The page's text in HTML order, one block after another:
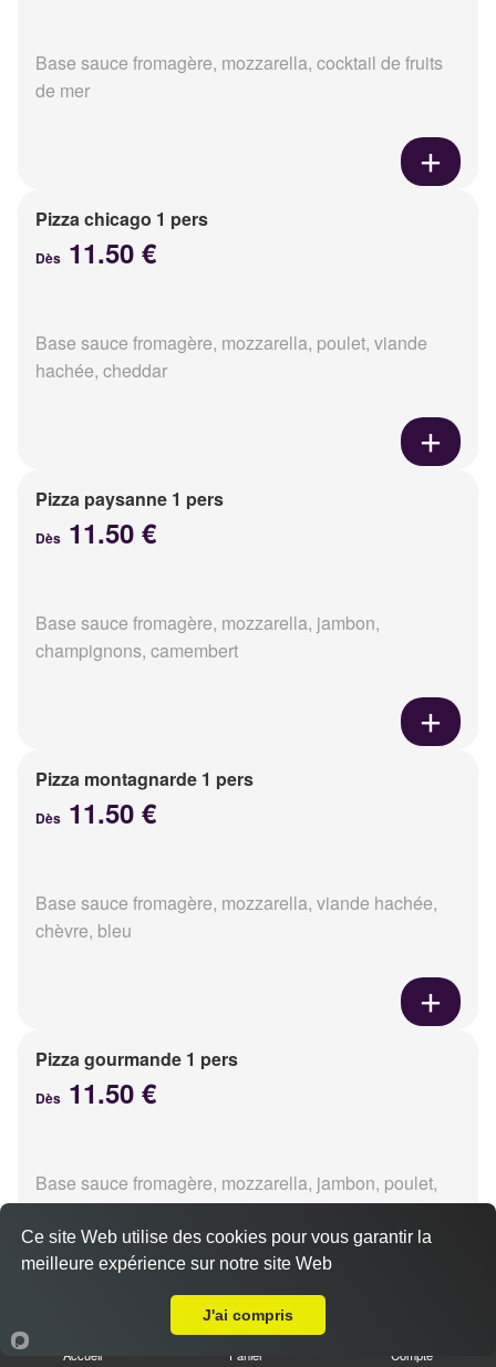
Base sauce fromagère, mozzarella, cocktail de fruits
de mer
Pizza chicago 1 pers
Dès 11.50 €
Base sauce fromagère, mozzarella, poulet, viande
hachée, cheddar
Pizza paysanne 1 pers
Dès 11.50 €
Base sauce fromagère, mozzarella, jambon,
champignons, camembert
Pizza montagnarde 1 pers
Dès 11.50 €
Base sauce fromagère, mozzarella, viande hachée,
chèvre, bleu
Pizza gourmande 1 pers
Dès 11.50 €
Base sauce fromagère, mozzarella, jambon, poulet,
pommes de terre, oignons
Pizza tikka 1 pers
Accueil Panier Compte
Ce site Web utilise des cookies pour vous garantir la
meilleure expérience sur notre site Web
J'ai compris